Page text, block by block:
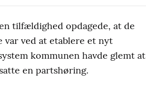
tilfældighed opdagede, at de
var ved at etablere et nyt
kommunen havde glemt at
en partshøring.